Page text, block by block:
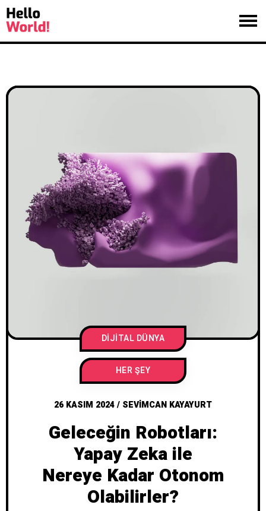
DIJITAL DÜNYA
HER ŞEY
26 KASIM 2024/ SEVIMCAN KAYAYURT
Geleceğin Robotları:
Yapay Zeka ile
Nereye Kadar Otonom
Olabilirler?